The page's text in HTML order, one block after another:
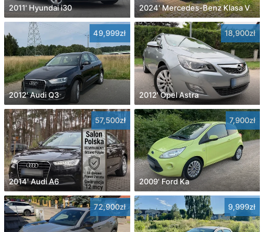
2011' Hyundai i30 2024' Mercedes-Benz Klasa V
49,999zł
2012' Audi Q3
18,900zł
2012' Opel Astra
57,500zł
2014' Audi A6
7,900zł
2009' Ford Ka
72,900zł 9,999zł